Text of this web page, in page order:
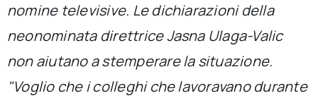
Chi siamo
per:
nomine televisive. Le dichiarazioni della
neonominata direttrice Jasna Ulaga-Valic
non aiutano a stemperare la situazione.
"Voglio che i colleghi che lavoravano durante